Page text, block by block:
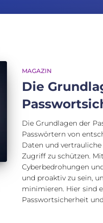
MAGAZIN
Die
Die Grundlagen der
Passwörtern von
Daten und
Zugriff zu schützen.
Cyberbedrohungen
und proaktiv zu sein,
minimieren. Hier sind
Passwortsicherheit und